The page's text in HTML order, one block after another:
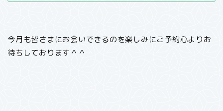
今月も皆さまにお会いできるのを楽しみにご予約心よりお
待ちしております＾＾